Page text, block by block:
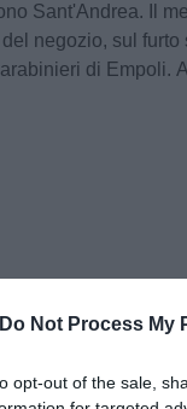
Do Not Process My
opt-out of the sale,
Sant'Andrea. Il
negozio, sul furto
di Empoli.
Ilva
anni è scomparsa
Spalletti,